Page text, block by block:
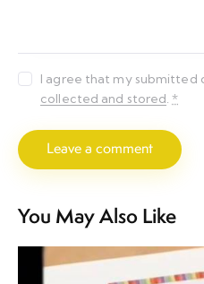
I agree that my submitted
collected and stored.*
You May Also Like